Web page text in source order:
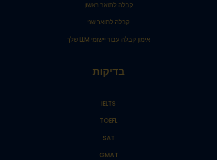
קבלה לתואר ראשון
קבלה לתואר שני
אימון קבלה עבור יישומי LLM שלך
בדיקות
IELTS
TOEFL
SAT
GMAT